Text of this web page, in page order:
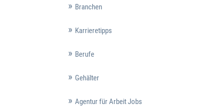
Branchen
Karrieretipps
Berufe
Gehälter
Agentur für Arbeit Jobs